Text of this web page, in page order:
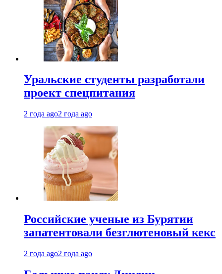
Уральские студенты разработали
проект спецпитания
2 года ago2 года ago
Российские ученые из Бурятии
запатентовали безглютеновый кекс
2 года ago2 года ago